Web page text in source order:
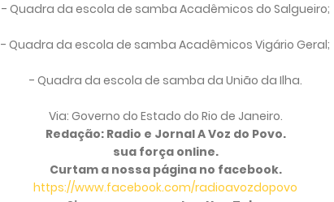
- Quadra da escola de samba Acadêmicos do Salgueiro;
- Quadra da escola de samba Acadêmicos Vigário Geral;
- Quadra da escola de samba da União da Ilha.
Via: Governo do Estado do Rio de Janeiro.
Redação: Radio e Jornal A Voz do Povo.
sua força online.
Curtam a nossa página no facebook.
https://www.facebook.com/radioavozdopovo